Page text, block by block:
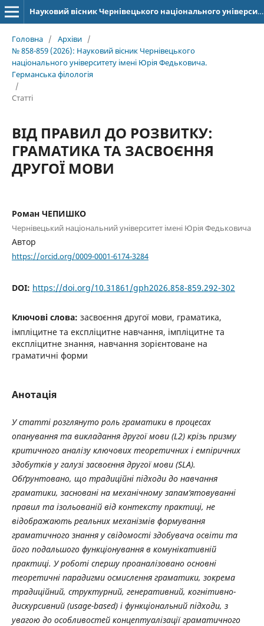
Науковий вісник Чернівецького національного університету імені Юрія Федьковича. Серія: Германська філологія
Головна / Архіви /
№ 858-859 (2026): Науковий вісник Чернівецького
національного університету імені Юрія Федьковича.
Германська філологія
/
Статті
ВІД ПРАВИЛ ДО РОЗВИТКУ:
ГРАМАТИКА ТА ЗАСВОЄННЯ
ДРУГОЇ МОВИ
Роман ЧЕПИШКО
Чернівецький національний університет імені Юрія Федьковича
Автор
https://orcid.org/0009-0001-6174-3284
DOI: https://doi.org/10.31861/gph2026.858-859.292-302
Ключові слова: засвоєння другої мови, граматика,
імпліцитне та експліцитне навчання, імпліцитне та
експліцитне знання, навчання зорієнтоване на
граматичні форми
Анотація
У статті розглянуто роль граматики в процесах
опанування та викладання другої мови (L2) крізь призму
критичного аналізу ключових теоретичних і емпіричних
здобутків у галузі засвоєння другої мови (SLA).
Обґрунтовано, що традиційні підходи до навчання
граматики, засновані на механічному запам’ятовуванні
правил та ізольованій від контексту практиці, не
відображають реальних механізмів формування
граматичного знання у свідомості здобувача освіти та
його подальшого функціонування в комунікативній
практиці. У роботі спершу проаналізовано основні
теоретичні парадигми осмислення граматики, зокрема
традиційний, структурний, генеративний, когнітивно-
дискурсивний (usage-based) і функціональний підходи, з
увагою до особливостей концептуалізації граматичного